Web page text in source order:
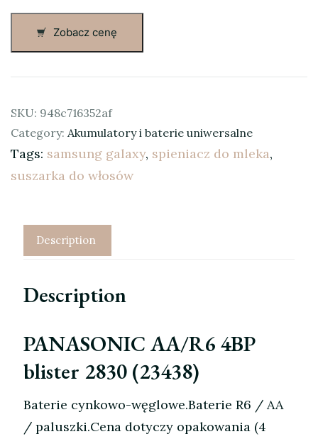
Zobacz cenę
SKU: 948c716352af
Category: Akumulatory i baterie uniwersalne
Tags: samsung galaxy, spieniacz do mleka,
suszarka do włosów
Description
Description
PANASONIC AA/R6 4BP
blister 2830 (23438)
Baterie cynkowo-węglowe.Baterie R6 / AA
/ paluszki.Cena dotyczy opakowania (4